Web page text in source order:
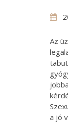
Az
a jó